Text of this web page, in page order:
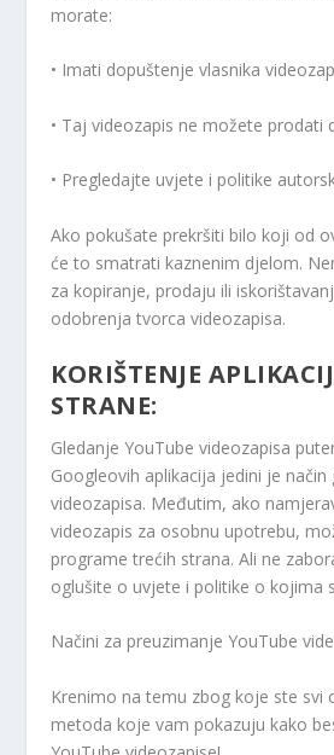
morate:
• Imati dopuštenje vlasnika
• Taj videozapis ne možete prodati
• Pregledajte uvjete i politike
Ako pokušate prekršiti bilo koji od
će to smatrati kaznenim djelom.
za kopiranje, prodaju ili
odobrenja tvorca videozapisa.
KORIŠTENJE
STRANE:
Gledanje YouTube videozapisa
Googleovih aplikacija jedini je način
videozapisa. Međutim, ako
videozapis za osobnu upotrebu,
programe trećih strana. Ali ne
oglušite o uvjete i politike o kojima
Načini za preuzimanje YouTube
Krenimo na temu zbog koje ste svi
metoda koje vam pokazuju kako